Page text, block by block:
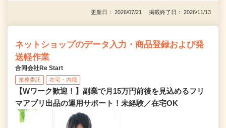
更新日： 2026/07/21 掲載終了日： 2026/11/13
ネットショップのデータ入力・商品登録および発
送軽作業
合同会社Re Start
業務委託 在宅・内職
【Wワーク歓迎！】副業で月15万円前後を見込めるフリ
マアプリ出品の運用サポート！未経験／在宅OK